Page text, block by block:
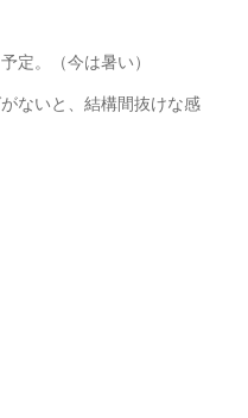
定。（今は暑い）
ないと、結構間抜けな感